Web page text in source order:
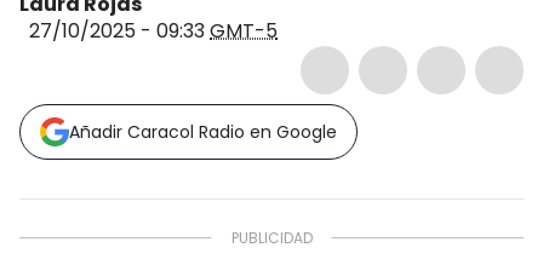
27/10/2025 - 09:33GMT-5
Añadir Caracol Radio en Google